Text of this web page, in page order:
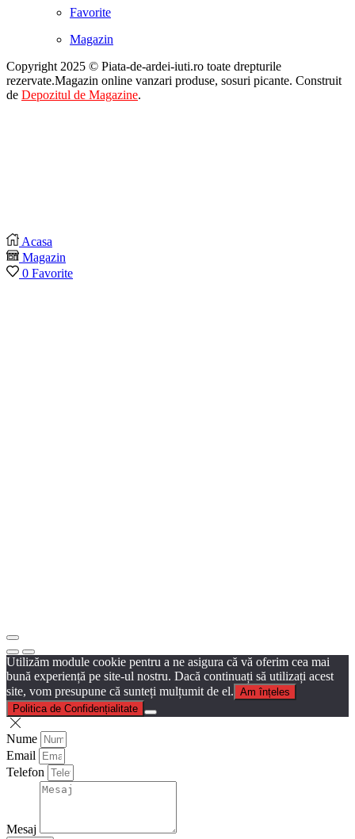
Favorite
Magazin
Copyright 2025 © Piata-de-ardei-iuti.ro toate drepturile
rezervate.Magazin online vanzari produse, sosuri picante. Construit
de Depozitul de Magazine.
Acasa
Magazin
0 Favorite
Utilizăm module cookie pentru a ne asigura că vă oferim cea mai
bună experiență pe site-ul nostru. Dacă continuați să utilizați acest
site, vom presupune că sunteți mulțumit de el. Am înțeles
Politica de Confidențialitate
Nume
Email
Telefon
Mesaj